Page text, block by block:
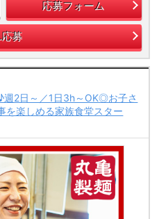
応募フォーム
募
2日～／1日3h～OK◎お子さ
を楽しめる家族食堂スター